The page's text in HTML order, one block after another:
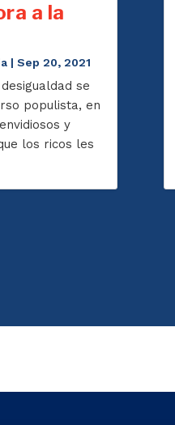
a la
|Sep 20, 2021
se
populista, en
y
los ricos les